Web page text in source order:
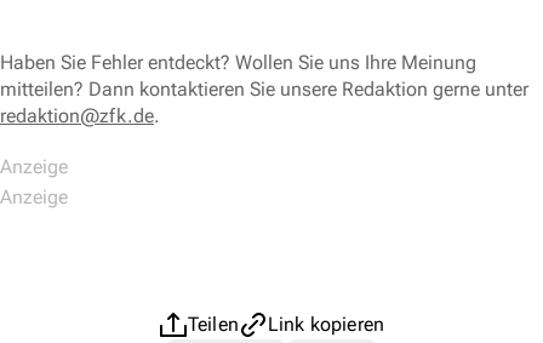
Haben Sie Fehler entdeckt? Wollen Sie uns Ihre Meinung
mitteilen? Dann kontaktieren Sie unsere Redaktion gerne unter
redaktion@zfk.de.
Teilen
Link kopieren